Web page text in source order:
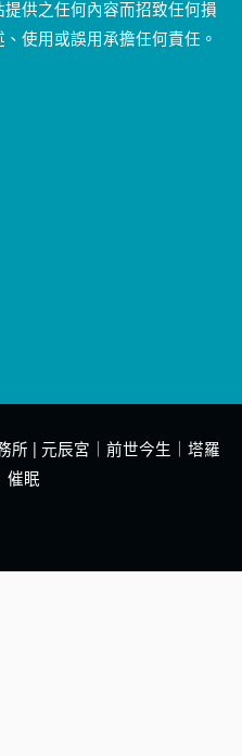
供之任何內容而招致任何損
使用或誤用承擔任何責任。
所 | 元辰宮｜前世今生｜塔羅
催眠